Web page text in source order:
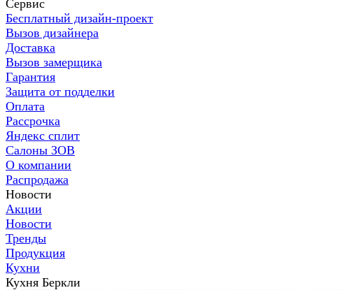
Сервис
Бесплатный дизайн-проект
Вызов дизайнера
Доставка
Вызов замерщика
Гарантия
Защита от подделки
Оплата
Рассрочка
Яндекс сплит
Салоны ЗОВ
О компании
Распродажа
Новости
Акции
Новости
Тренды
Продукция
Кухни
Кухня Беркли